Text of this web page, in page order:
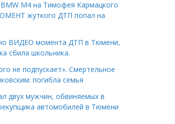
M4 на Тимофея Кармацкого
жуткого ДТП попал на
ВИДЕО момента ДТП в Тюмени,
сбила школьника.
не подпускает». Смертельное
погибла семья
двух мужчин, обвиняемых в
автомобилей в Тюмени